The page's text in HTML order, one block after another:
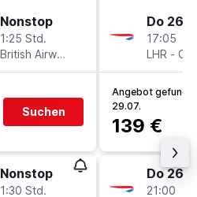
Nonstop
1:25 Std.
British Airways
Suchen
Nonstop
1:30 Std.
Do
17:05
LHR -
Angebot
29.07.
139 €
Do
21:00